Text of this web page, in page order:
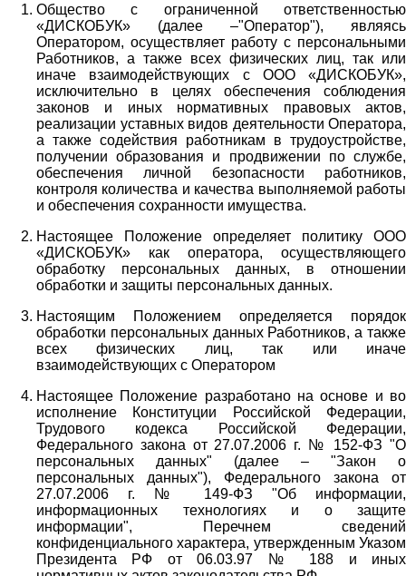
Общество с ограниченной ответственностью
«ДИСКОБУК» (далее –"Оператор"), являясь
Оператором, осуществляет работу с персональными
Работников, а также всех физических лиц, так или
иначе взаимодействующих с ООО «ДИСКОБУК»,
исключительно в целях обеспечения соблюдения
законов и иных нормативных правовых актов,
реализации уставных видов деятельности Оператора,
а также содействия работникам в трудоустройстве,
получении образования и продвижении по службе,
обеспечения личной безопасности работников,
контроля количества и качества выполняемой работы
и обеспечения сохранности имущества.
Настоящее Положение определяет политику ООО
«ДИСКОБУК» как оператора, осуществляющего
обработку персональных данных, в отношении
обработки и защиты персональных данных.
Настоящим Положением определяется порядок
обработки персональных данных Работников, а также
всех физических лиц, так или иначе
взаимодействующих с Оператором
Настоящее Положение разработано на основе и во
исполнение Конституции Российской Федерации,
Трудового кодекса Российской Федерации,
Федерального закона от 27.07.2006 г. № 152-ФЗ "О
персональных данных" (далее – "Закон о
персональных данных"), Федерального закона от
27.07.2006 г. № 149-ФЗ "Об информации,
информационных технологиях и о защите
информации", Перечнем сведений
конфиденциального характера, утвержденным Указом
Президента РФ от 06.03.97 № 188 и иных